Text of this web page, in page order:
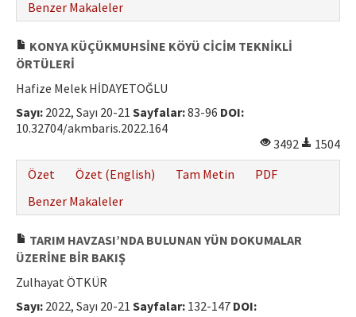
Benzer Makaleler
KONYA KÜÇÜKMUHSİNE KÖYÜ CİCİM TEKNİKLİ
ÖRTÜLERİ
Hafize Melek HİDAYETOĞLU
Sayı: 2022, Sayı 20-21 Sayfalar:83-96 DOI:
10.32704/akmbaris.2022.164
3492
1504
Özet
Özet (English) Tam Metin
PDF
Benzer Makaleler
TARIM HAVZASI’NDA BULUNAN YÜN DOKUMALAR
ÜZERİNE BİR BAKIŞ
Zulhayat ÖTKÜR
Sayı: 2022, Sayı 20-21 Sayfalar: 132-147 DOI: